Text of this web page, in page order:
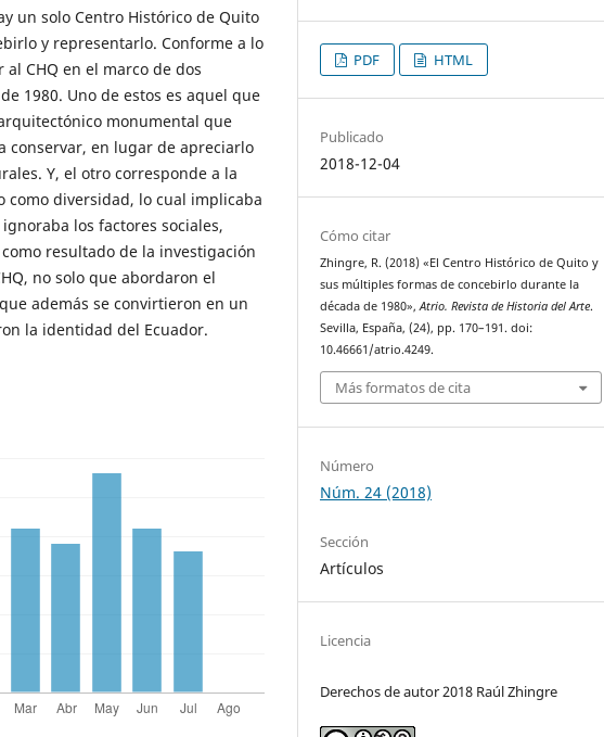
un solo Centro Histórico de Quito
y representarlo. Conforme a lo
CHQ en el marco de dos
1980. Uno de estos es aquel que
monumental que
conservar, en lugar de apreciarlo
Y, el otro corresponde a la
diversidad, lo cual implicaba
los factores sociales,
resultado de la investigación
no solo que abordaron el
además se convirtieron en un
la identidad del Ecuador.
PDF HTML
Publicado
2018-12-04
Cómo citar
Zhingre, R. (2018) «El Centro Histórico de Quito y
sus múltiples formas de concebirlo durante la
década de 1980»,Atrio. Revista de Historia del Arte.
Sevilla, España, (24), pp. 170–191. doi:
10.46661/atrio.4249.
Más formatos de cita
Número
Núm. 24 (2018)
Sección
Artículos
Licencia
Derechos de autor 2018 Raúl Zhingre